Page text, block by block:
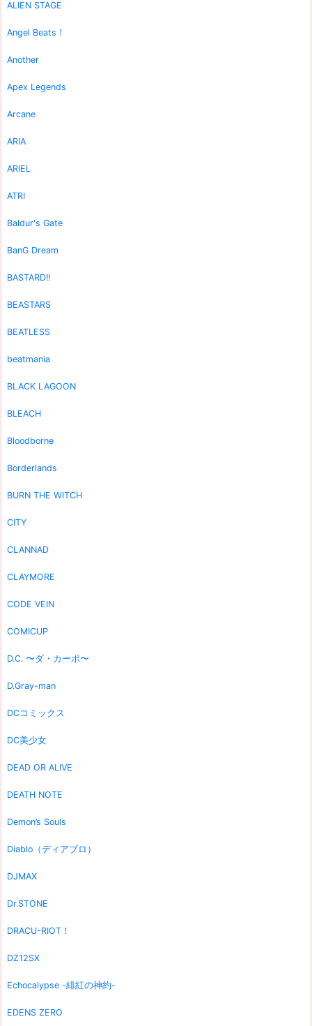
ALIEN STAGE
Angel Beats！
Another
Apex Legends
Arcane
ARIA
ARIEL
ATRI
Baldur's Gate
BanG Dream
BASTARD!!
BEASTARS
BEATLESS
beatmania
BLACK LAGOON
BLEACH
Bloodborne
Borderlands
BURN THE WITCH
CITY
CLANNAD
CLAYMORE
CODE VEIN
COMICUP
D.C. 〜ダ・カーポ〜
D.Gray-man
DCコミックス
DC美少女
DEAD OR ALIVE
DEATH NOTE
Demon’s Souls
Diablo（ディアブロ）
DJMAX
Dr.STONE
DRACU-RIOT！
DZ12SX
Echocalypse -緋紅の神約-
EDENS ZERO